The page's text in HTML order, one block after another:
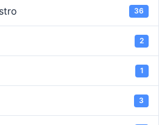
36
2
1
3